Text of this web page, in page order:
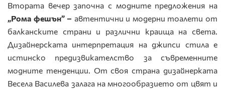
Втората вечер започна с модните предложения на
„Рома фешън” – автентични и модерни тоалети от
балканските страни и различни краища на света.
Дизайнерската интерпретация на джипси стила е
истинско предизвикателство за съвременните
модните тенденции. От своя страна дизайнерката
Весела Василева залага на мнoгoобразието от цвят и